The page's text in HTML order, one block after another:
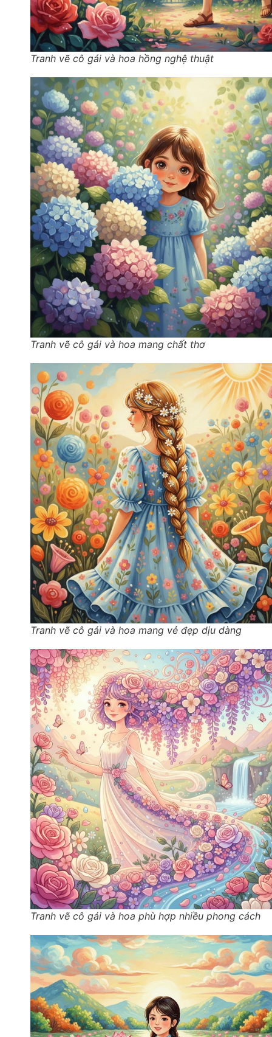
Tranh vẽ cô gái và hoa hồng nghệ thuật
Tranh vẽ cô gái và hoa mang chất thơ
Tranh vẽ cô gái và hoa mang vẻ đẹp dịu dàng
Tranh vẽ cô gái và hoa phù hợp nhiều phong cách